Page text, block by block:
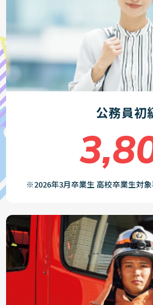
公務員初
※2026年3月卒業生 高校卒業生対